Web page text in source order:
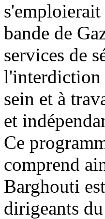
bande de
services de
l'interdiction
sein et à
et
Ce
comprend
Barghouti
dirigeants